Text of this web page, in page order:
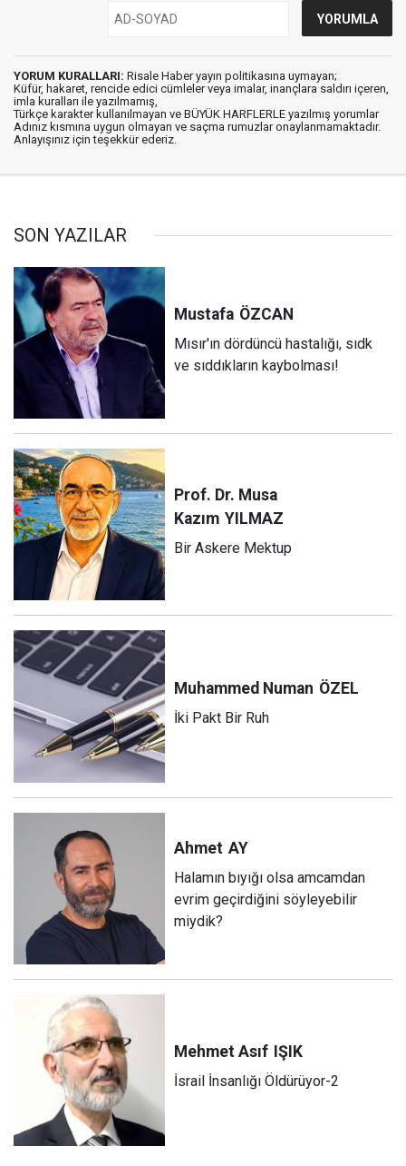
YORUM KURALLARI: Risale Haber yayın politikasına uymayan;
Küfür, hakaret, rencide edici cümleler veya imalar, inançlara saldırı içeren,
imla kuralları ile yazılmamış,
Türkçe karakter kullanılmayan ve BÜYÜK HARFLERLE yazılmış yorumlar
Adınız kısmına uygun olmayan ve saçma rumuzlar onaylanmamaktadır.
Anlayışınız için teşekkür ederiz.
SON YAZILAR
Mustafa ÖZCAN
Mısır'ın dördüncü hastalığı, sıdk
ve sıddıkların kaybolması!
Prof. Dr. Musa
Kazım YILMAZ
Bir Askere Mektup
Muhammed Numan ÖZEL
İki Pakt Bir Ruh
Ahmet AY
Halamın bıyığı olsa amcamdan
evrim geçirdiğini söyleyebilir
miydik?
Mehmet Asıf IŞIK
İsrail İnsanlığı Öldürüyor-2